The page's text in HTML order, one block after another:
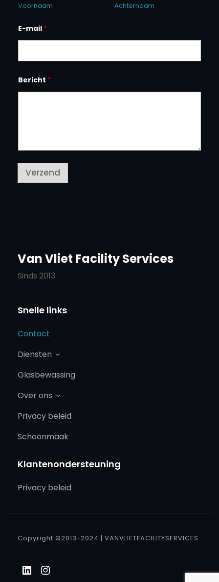
Voornaam Achternaam
E-mail *
Bericht *
Verzend
Van Vliet Facility Services
Sinds 2013
Snelle links
Contact
Diensten
Glasbewassing
Over ons
Privacy beleid
Schoonmaak
Klantenondersteuning
Privacy beleid
Copyright ©2013-2024 | VANVLIETFACILITYSERVICES
LinkedInInstagram